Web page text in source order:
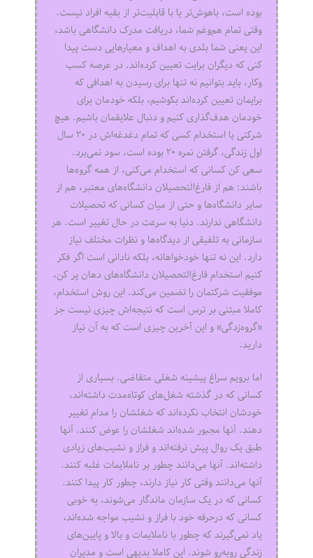
بوده است، باهوش‌تر یا با قابلیت‌تر از بقیه افراد نیست.
وقتی تمام هم‌و‌غم شما، دریافت مدرک دانشگاهی باشد،
این یعنی شما بلدی به اهداف و معیارهایی دست پیدا
کنی که دیگران برایت تعیین کرده‌اند. در عرصه کسب
وکار، باید بتوانیم نه تنها برای رسیدن به اهدافی که
برایمان تعیین کرده‌اند بکوشیم، بلکه خودمان برای
خودمان هدف‌گذاری کنیم و دنبال علایقمان باشیم. هیچ
شرکتی با استخدام کسی که تمام دغدغه‌اش در ۲۰ سال
اول زندگی، گرفتن نمره ۲۰ بوده است، سود نمی‌برد.
سعی کن کسانی که استخدام می‌کنی، از همه گروه‌ها
باشند: هم از فارغ‌التحصیلان دانشگاه‌های معتبر، هم از
سایر دانشگاه‌ها و حتی از میان کسانی که تحصیلات
دانشگاهی ندارند. دنیا به سرعت در حال تغییر است. هر
سازمانی به تلفیقی از دیدگاه‌ها و نظرات مختلف نیاز
دارد. این نه تنها خودخواهانه، بلکه نادانی است اگر فکر
کنیم استخدام فارغ‌التحصیلان دانشگاه‌های دهان پر کن،
موفقیت شرکتمان را تضمین می‌کند. این روش استخدام،
کاملا مبتنی بر ترس است که نتیجه‌اش چیزی نیست جز
«گروه‌زدگی» و این آخرین چیزی است که به آن نیاز
دارید.
اما برویم سراغ پیشینه شغلی متقاضی. بسیاری از
کسانی که در گذشته شغل‌های کوتاه‌مدت داشته‌اند،
خودشان انتخاب نکرده‌اند که شغلشان را مدام تغییر
دهند. آنها مجبور شده‌اند شغلشان را عوض کنند. آنها
طبق یک روال پیش نرفته‌اند و فراز و نشیب‌های زیادی
داشته‌اند. آنها می‌دانند چطور بر ناملایمات غلبه کنند.
آنها می‌دانند وقتی کار نیاز دارند، چطور کار پیدا کنند.
کسانی که در یک سازمان ماندگار می‌شوند، به خوبی
کسانی که درحرفه خود با فراز و نشیب مواجه شده‌اند،
یاد نمی‌گیرند که چطور با ناملایمات و بالا و پایین‌های
زندگی روبه‌رو شوند. این کاملا بدیهی است و مدیران